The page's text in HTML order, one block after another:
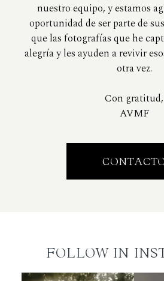
nuestro equipo, y estamos
oportunidad de ser parte de
que las fotografías que he
alegría y les ayuden a revivir
otra vez.
Con gratitud,
AVMF
FOLLOW IN